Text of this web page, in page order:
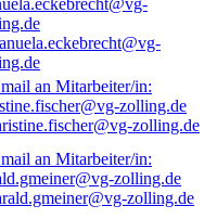
zolling.de
zolling.de